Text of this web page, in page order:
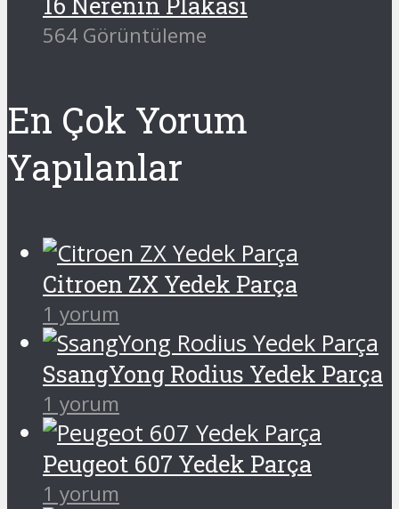
564 Görüntüleme
En Çok Yorum
Yapılanlar
Citroen ZX Yedek Parça
1 yorum
SsangYong Rodius Yedek Parça
1 yorum
Peugeot 607 Yedek Parça
1 yorum